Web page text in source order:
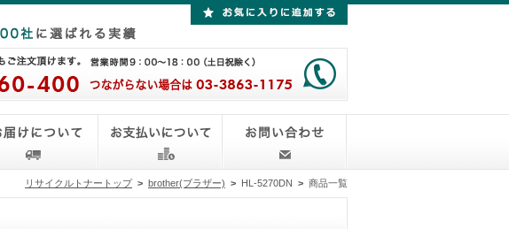
リサイクルトナートップ > brother(ブラザー) > HL-5270DN > 商品一覧